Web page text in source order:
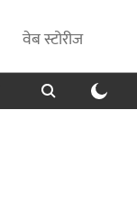
वेब स्टोरीज